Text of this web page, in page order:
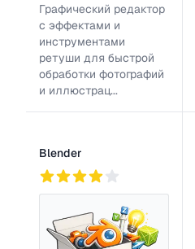
Графический редактор
с эффектами и
инструментами
ретуши для быстрой
обработки фотографий
и иллюстрац...
Blender